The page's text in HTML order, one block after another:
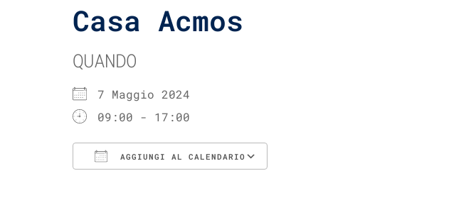
Casa Acmos
QUANDO
7 Maggio 2024
09:00 - 17:00
AGGIUNGI AL CALENDARIO